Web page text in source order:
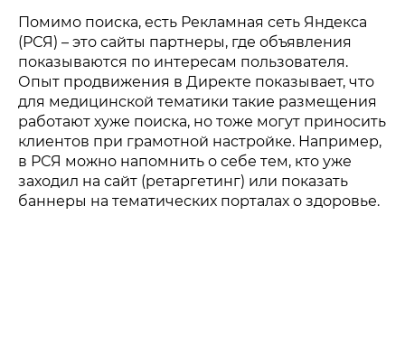
Помимо поиска, есть Рекламная сеть Яндекса
(РСЯ) – это сайты партнеры, где объявления
показываются по интересам пользователя.
Опыт продвижения в Директе показывает, что
для медицинской тематики такие размещения
работают хуже поиска, но тоже могут приносить
клиентов при грамотной настройке. Например,
в РСЯ можно напомнить о себе тем, кто уже
заходил на сайт (ретаргетинг) или показать
баннеры на тематических порталах о здоровье.